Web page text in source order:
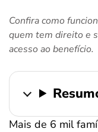
ferramentas
Confira como
quem tem direito e
acesso ao benefício.
Mais de 6 mil